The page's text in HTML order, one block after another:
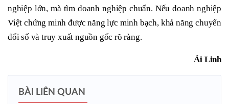
nghiệp lớn, mà tìm doanh nghiệp chuẩn. Nếu doanh nghiệp
Việt chứng minh được năng lực minh bạch, khả năng chuyển
đổi số và truy xuất nguồn gốc rõ ràng.
Ái Linh
BÀI LIÊN QUAN